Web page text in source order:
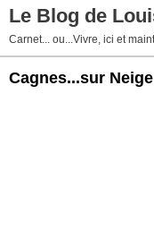
Le Blog de
Carnet... ou...Vivre, ici et
Cagnes...sur Neige